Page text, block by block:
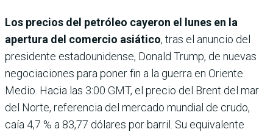
Los precios del petróleo cayeron el lunes en la
apertura del comercio asiático, tras el anuncio del
presidente estadounidense, Donald Trump, de nuevas
negociaciones para poner fin a la guerra en Oriente
Medio. Hacia las 3:00 GMT, el precio del Brent del mar
del Norte, referencia del mercado mundial de crudo,
caía 4,7 % a 83,77 dólares por barril. Su equivalente